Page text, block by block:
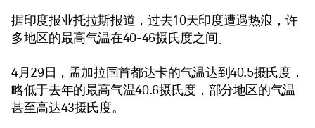
据印度报业托拉斯报道，过去10天印度遭遇热浪，许
多地区的最高气温在40-46摄氏度之间。
4月29日，孟加拉国首都达卡的气温达到40.5摄氏度，
略低于去年的最高气温40.6摄氏度，部分地区的气温
甚至高达43摄氏度。